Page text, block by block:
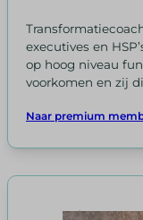
executives en
op hoog niveau
voorkomen en zij
Naar premium